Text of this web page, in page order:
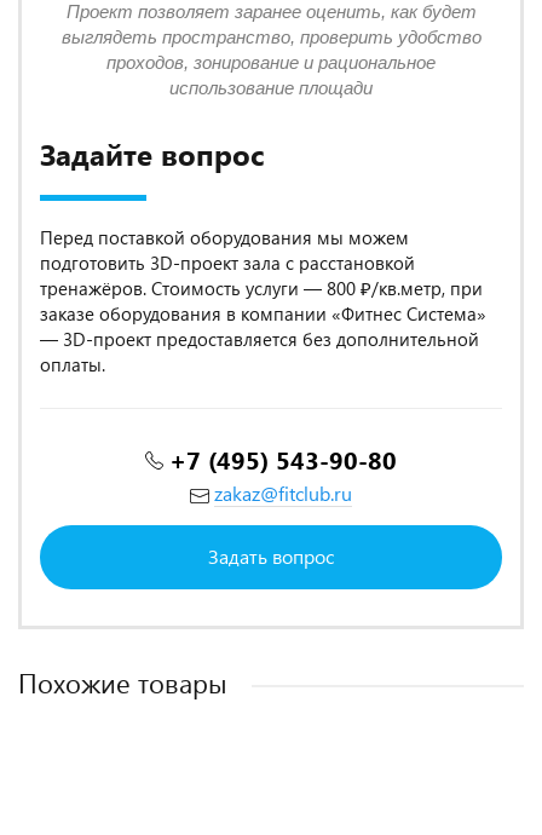
Задайте вопрос
Перед поставкой оборудования мы можем
подготовить 3D-проект зала с расстановкой
тренажёров. Стоимость услуги — 800 ₽/кв.метр, при
заказе оборудования в компании «Фитнес Система»
— 3D-проект предоставляется без дополнительной
оплаты.
+7 (495) 543-90-80
zakaz@fitclub.ru
Задать вопрос
Проект позволяет заранее оценить, как будет
выглядеть пространство, проверить удобство
проходов, зонирование и рациональное
использование площади
Похожие товары